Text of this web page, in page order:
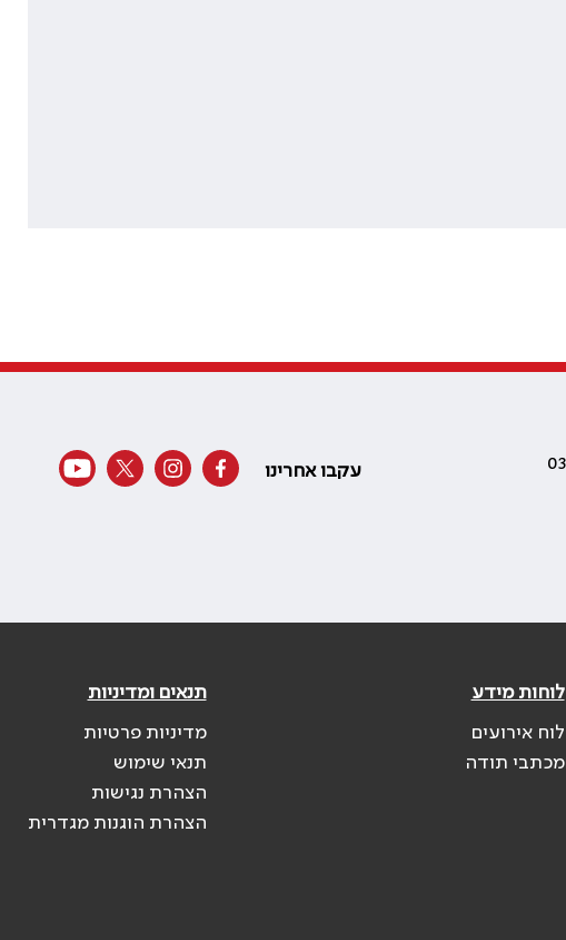
עקבו אחרינו
לוחות מידע
לוח אירועים
מכתבי תודה
תנאים ומדיניות
מדיניות פרטיות
תנאי שימוש
הצהרת נגישות
הצהרת הוגנות מגדרית